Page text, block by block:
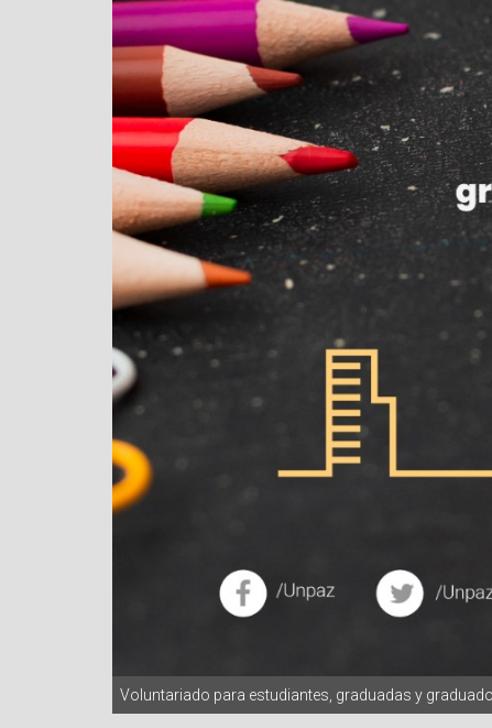
Voluntariado para estudiantes, graduadas y